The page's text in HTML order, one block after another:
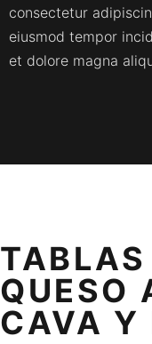
consectetur
eiusmod tempor
et dolore magna
TABLAS
QUESO
CAVA Y